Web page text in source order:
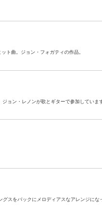
ト曲。ジョン・フォガティの作品。
ョン・レノンが歌とギターで参加していま
スをバックにメロディアスなアレンジにな